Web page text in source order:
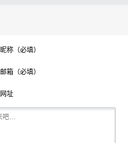
昵称（必填）
邮箱（必填）
网址